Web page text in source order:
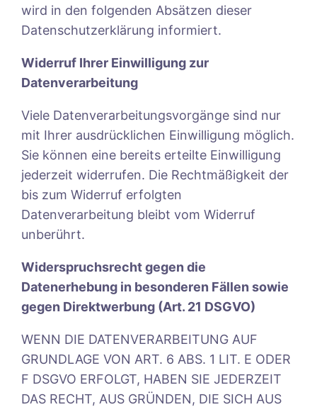
wird in den folgenden Absätzen dieser
Datenschutzerklärung informiert.
Widerruf Ihrer Einwilligung zur
Datenverarbeitung
Viele Datenverarbeitungsvorgänge sind nur
mit Ihrer ausdrücklichen Einwilligung möglich.
Sie können eine bereits erteilte Einwilligung
jederzeit widerrufen. Die Rechtmäßigkeit der
bis zum Widerruf erfolgten
Datenverarbeitung bleibt vom Widerruf
unberührt.
Widerspruchsrecht gegen die
Datenerhebung in besonderen Fällen sowie
gegen Direktwerbung (Art. 21 DSGVO)
WENN DIE DATENVERARBEITUNG AUF
GRUNDLAGE VON ART. 6 ABS. 1 LIT. E ODER
F DSGVO ERFOLGT, HABEN SIE JEDERZEIT
DAS RECHT, AUS GRÜNDEN, DIE SICH AUS